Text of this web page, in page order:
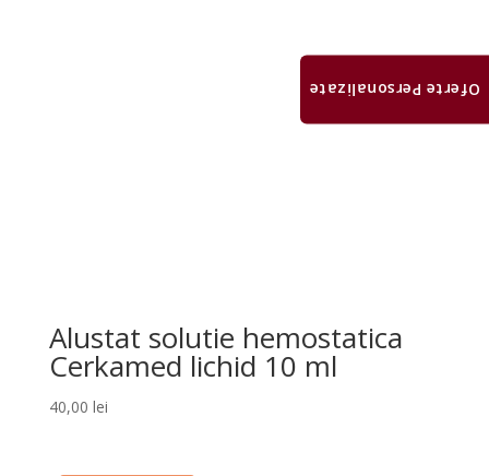
Alustat solutie hemostatica
Cerkamed lichid 10 ml
40,00 lei
Oferte Personalizate